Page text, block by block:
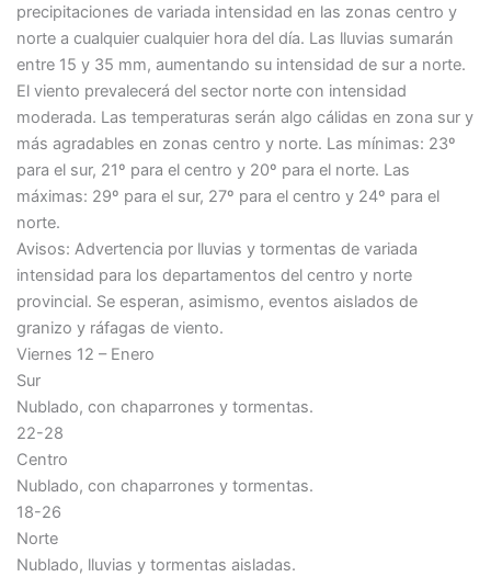
precipitaciones de variada intensidad en las zonas centro y
norte a cualquier cualquier hora del día. Las lluvias sumarán
entre 15 y 35 mm, aumentando su intensidad de sur a norte.
El viento prevalecerá del sector norte con intensidad
moderada. Las temperaturas serán algo cálidas en zona sur y
más agradables en zonas centro y norte. Las mínimas: 23º
para el sur, 21º para el centro y 20º para el norte. Las
máximas: 29º para el sur, 27º para el centro y 24º para el
norte.
Avisos: Advertencia por lluvias y tormentas de variada
intensidad para los departamentos del centro y norte
provincial. Se esperan, asimismo, eventos aislados de
granizo y ráfagas de viento.
Viernes 12 – Enero
Sur
Nublado, con chaparrones y tormentas.
22-28
Centro
Nublado, con chaparrones y tormentas.
18-26
Norte
Nublado, lluvias y tormentas aisladas.